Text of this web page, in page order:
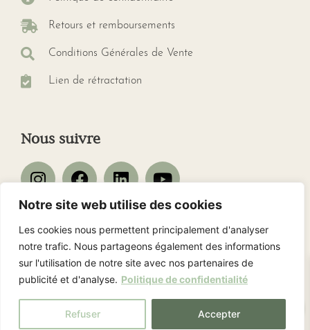
Notre site web utilise des cookies
Les cookies nous permettent principalement d'analyser
notre trafic. Nous partageons également des informations
sur l'utilisation de notre site avec nos partenaires de
publicité et d'analyse. Politique de confidentialité
Refuser Accepter
Retours et remboursements
Conditions Générales de Vente
Lien de rétractation
Nous suivre
Nos avis client
Copyright © 2026 · GD’Sens · Tous droits réservés